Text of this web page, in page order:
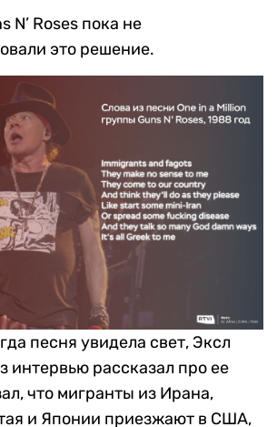
N’ Roses пока не
это решение.
песня увидела свет, Эксл
интервью рассказал про ее
что мигранты из Ирана,
и Японии приезжают в США,